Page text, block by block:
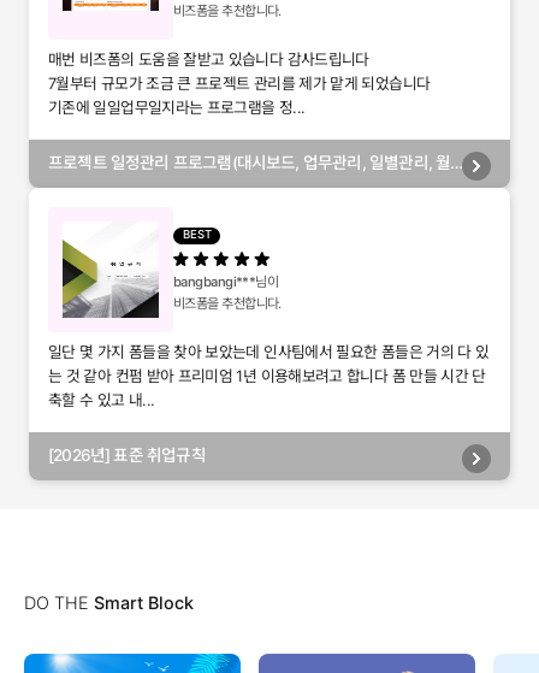
비즈폼을 추천합니다.
매번 비즈폼의 도움을 잘받고 있습니다 감사드립니다
7월부터 규모가 조금 큰 프로젝트 관리를 제가 맡게 되었습니다
기존에 일일업무일지라는 프로그램을 정...
프로젝트 일정관리 프로그램(대시보드, 업무관리, 일별관리, 월
BEST
bangbangi***님이
비즈폼을 추천합니다.
일단 몇 가지 폼들을 찾아 보았는데 인사팀에서 필요한 폼들은 거의 다 있
는 것 같아 컨펌 받아 프리미엄 1년 이용해보려고 합니다 폼 만들 시간 단
축할 수 있고 내...
[2026년] 표준 취업규칙
DO THE Smart Block